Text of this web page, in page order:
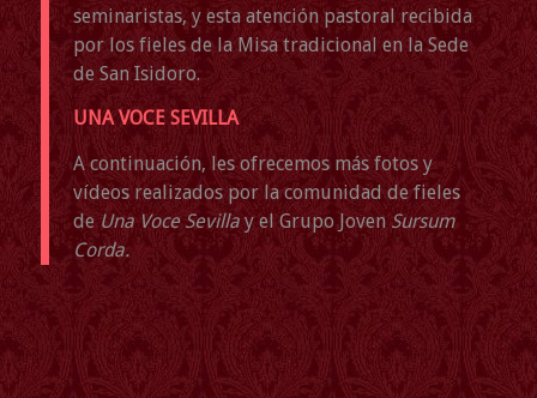
seminaristas, y esta atención pastoral recibida
por los fieles de la Misa tradicional en la Sede
de San Isidoro.
UNA VOCE SEVILLA
A continuación, les ofrecemos más fotos y
vídeos realizados por la comunidad de fieles
de Una Voce Sevillay el Grupo Joven Sursum
Corda.